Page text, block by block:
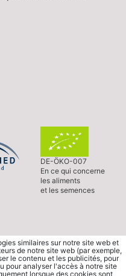
DE-ÖKO-007
En ce qui concerne
les aliments
et les semences
similaires sur notre site web et
de notre site web (par exemple,
le contenu et les publicités, pour
pour analyser l'accès à notre site
lorsque des cookies sont